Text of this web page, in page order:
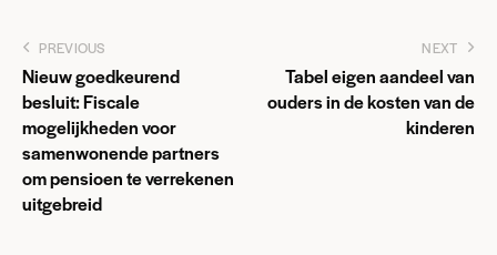
PREVIOUS
Nieuw goedkeurend
besluit: Fiscale
mogelijkheden voor
samenwonende partners
om pensioen te verrekenen
uitgebreid
NEXT
Tabel eigen aandeel van
ouders in de kosten van de
kinderen